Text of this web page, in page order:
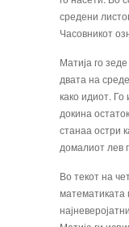
средени
Часовникот
Матија го
двата на
како идиот. Го
докина
станаа остри
до­малиот лев
Во текот на
математиката